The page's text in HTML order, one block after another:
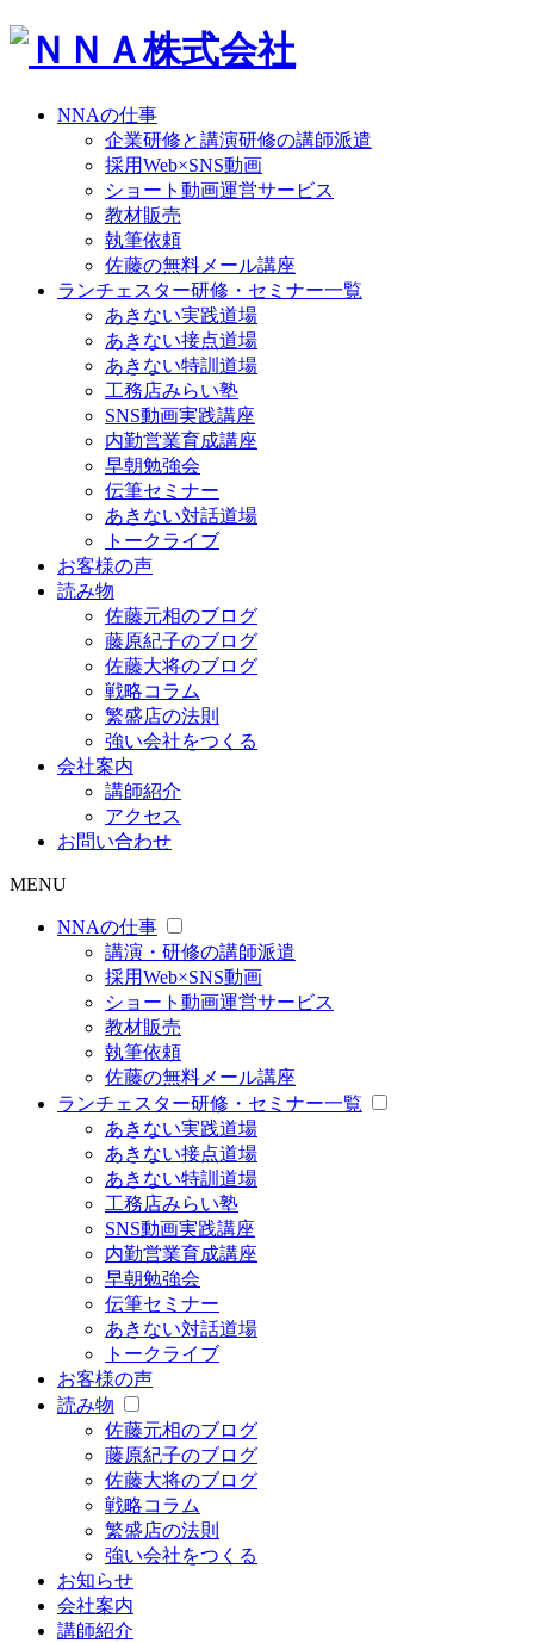
NNAの仕事
企業研修と講演研修の講師派遣
採用Web×SNS動画
ショート動画運営サービス
教材販売
執筆依頼
佐藤の無料メール講座
ランチェスター研修・セミナー一覧
あきない実践道場
あきない接点道場
あきない特訓道場
工務店みらい塾
SNS動画実践講座
内勤営業育成講座
早朝勉強会
伝筆セミナー
あきない対話道場
トークライブ
お客様の声
読み物
佐藤元相のブログ
藤原紀子のブログ
佐藤大将のブログ
戦略コラム
繁盛店の法則
強い会社をつくる
会社案内
講師紹介
アクセス
お問い合わせ
MENU
NNAの仕事
講演・研修の講師派遣
採用Web×SNS動画
ショート動画運営サービス
教材販売
執筆依頼
佐藤の無料メール講座
ランチェスター研修・セミナー一覧
あきない実践道場
あきない接点道場
あきない特訓道場
工務店みらい塾
SNS動画実践講座
内勤営業育成講座
早朝勉強会
伝筆セミナー
あきない対話道場
トークライブ
お客様の声
読み物
佐藤元相のブログ
藤原紀子のブログ
佐藤大将のブログ
戦略コラム
繁盛店の法則
強い会社をつくる
お知らせ
会社案内
講師紹介